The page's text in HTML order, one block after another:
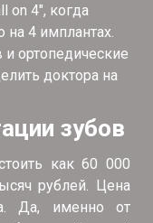
on 4", когда
на 4 имплантах.
ортопедические
доктора на
зубов
как 60 000
рублей. Цена
Да, именно от